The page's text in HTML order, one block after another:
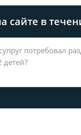
сайте в